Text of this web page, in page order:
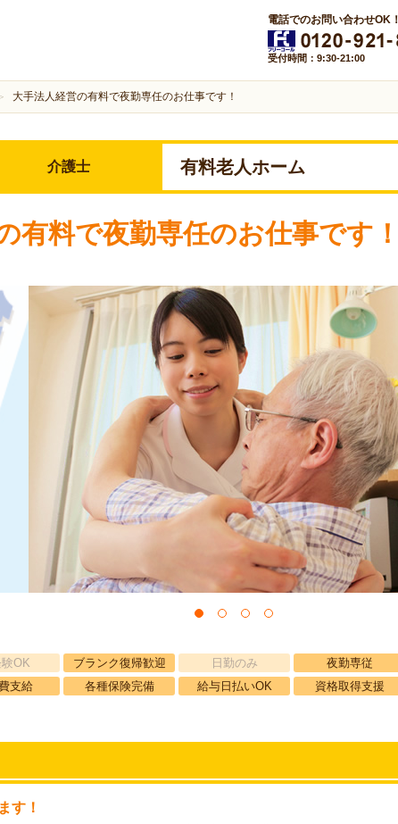
電話でのお問い合わせOK！
受付時間：9:30-21:00
大手法人経営の有料で夜勤専任のお仕事です！
介護士 有料老人ホーム
有料で夜勤専任のお仕事です！
OK ブランク復帰歓迎 日勤のみ 夜勤専従
支給 各種保険完備 給与日払いOK 資格取得支援
す！